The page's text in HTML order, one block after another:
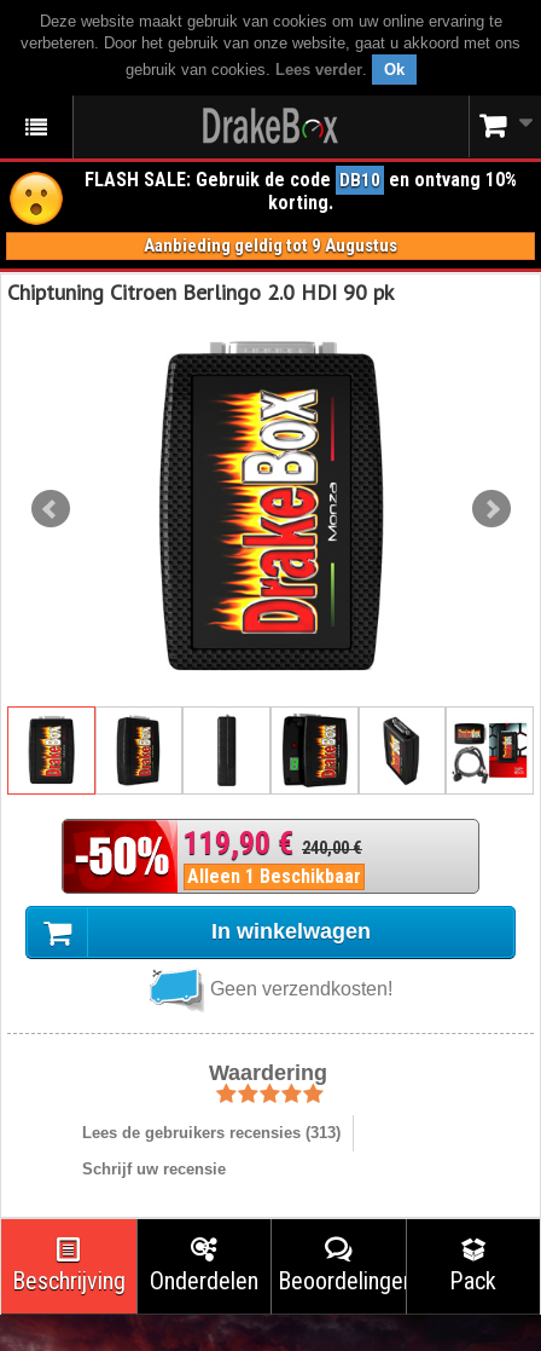
Deze website maakt gebruik van cookies om uw online ervaring te
verbeteren. Door het gebruik van onze website, gaat u akkoord met ons
gebruik van cookies. Lees verder. Ok
FLASH SALE: Gebruik de code DB10 en ontvang 10%
korting.
Aanbieding geldig tot 9 Augustus
Chiptuning Citroen Berlingo 2.0 HDI 90 pk
119,90 € 240,00 €
Alleen 1 Beschikbaar
In winkelwagen
Geen verzendkosten!
Waardering
Lees de gebruikers recensies (313)
Schrijf uw recensie
Beschrijving Onderdelen Beoordelingen Pack